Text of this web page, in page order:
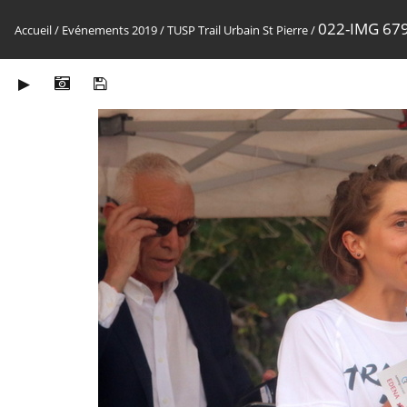
Accueil/ Evénements 2019/TUSP Trail Urbain St Pierre/022-IMG